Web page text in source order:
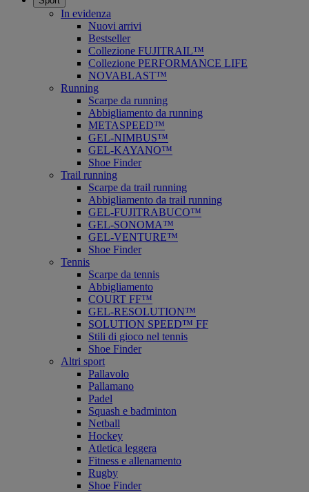
In evidenza
Nuovi arrivi
Bestseller
Collezione FUJITRAIL™
Collezione PERFORMANCE LIFE
NOVABLAST™
Running
Scarpe da running
Abbigliamento da running
METASPEED™
GEL-NIMBUS™
GEL-KAYANO™
Shoe Finder
Trail running
Scarpe da trail running
Abbigliamento da trail running
GEL-FUJITRABUCO™
GEL-SONOMA™
GEL-VENTURE™
Shoe Finder
Tennis
Scarpe da tennis
Abbigliamento
COURT FF™
GEL-RESOLUTION™
SOLUTION SPEED™ FF
Stili di gioco nel tennis
Shoe Finder
Altri sport
Pallavolo
Pallamano
Padel
Squash e badminton
Netball
Hockey
Atletica leggera
Fitness e allenamento
Rugby
Shoe Finder